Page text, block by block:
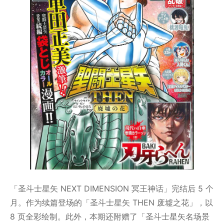
「圣斗士星矢 NEXT DIMENSION 冥王神话」完结后 5 个
月。作为续篇登场的「圣斗士星矢 THEN 废墟之花」，以
8 页全彩绘制。此外，本期还附赠了「圣斗士星矢名场景